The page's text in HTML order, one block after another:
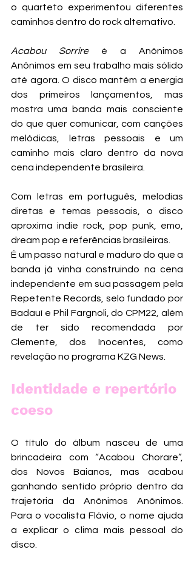
o quarteto experimentou diferentes
caminhos dentro do rock alternativo.
Acabou Sorrire é a Anônimos
Anônimos em seu trabalho mais sólido
até agora. O disco mantém a energia
dos primeiros lançamentos, mas
mostra uma banda mais consciente
do que quer comunicar, com canções
melódicas, letras pessoais e um
caminho mais claro dentro da nova
cena independente brasileira.
Com letras em português, melodias
diretas e temas pessoais, o disco
aproxima indie rock, pop punk, emo,
dream pop e referências brasileiras.
É um passo natural e maduro do que a
banda já vinha construindo na cena
independente em sua passagem pela
Repetente Records, selo fundado por
Badauí e Phil Fargnoli, do CPM22, além
de ter sido recomendada por
Clemente, dos Inocentes, como
revelação no programa KZG News.
Identidade e repertório
coeso
O título do álbum nasceu de uma
brincadeira com “Acabou Chorare”,
dos Novos Baianos, mas acabou
ganhando sentido próprio dentro da
trajetória da Anônimos Anônimos.
Para o vocalista Flávio, o nome ajuda
a explicar o clima mais pessoal do
disco.